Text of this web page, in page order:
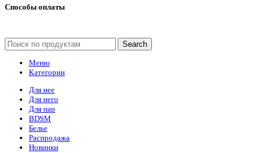
Способы оплаты
Search
Меню
Категории
Для нее
Для него
Для пар
BDSM
Белье
Распродажа
Новинки